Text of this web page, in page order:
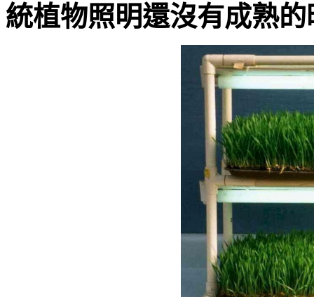
統植物照明還沒有成熟